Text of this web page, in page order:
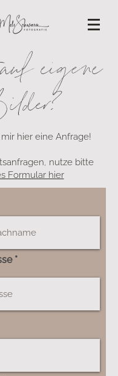
eigene
hier eine Anfrage!
nutze bitte
Formular hier